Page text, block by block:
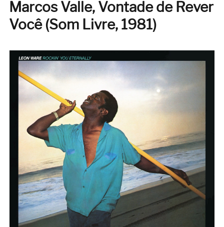
Marcos Valle, Vontade de Rever
Você (Som Livre, 1981)